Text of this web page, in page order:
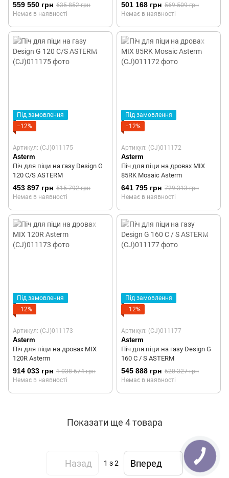
559 550 грн 635 852 грн
Немає в наявності
501 168 грн 569 509 грн
Немає в наявності
Під замовлення
−12%
Артикул: (CJ)011175
Asterm
Піч для піци на газу Design G
120 C/S ASTERM
453 897 грн 515 792 грн
Немає в наявності
Під замовлення
−12%
Артикул: (CJ)011172
Asterm
Піч для піци на дровах MIX
85RK Mosaic Asterm
641 795 грн 729 313 грн
Немає в наявності
Під замовлення
−12%
Артикул: (CJ)011173
Asterm
Піч для піци на дровах MIX
120R Asterm
914 033 грн 1 038 674 грн
Немає в наявності
Під замовлення
−12%
Артикул: (CJ)011177
Asterm
Піч для піци на газу Design G
160 C / S ASTERM
545 888 грн 620 327 грн
Немає в наявності
Показати ще 4 товара
Назад 1 з 2 Вперед